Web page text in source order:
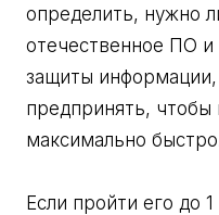
определить, нужно
отечественное ПО и
защиты информации,
предпринять,
максимально
Если пройти его до